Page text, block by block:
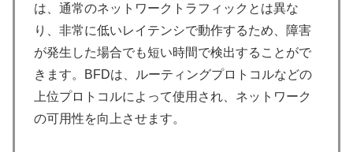
は、通常のネットワークトラフィックとは異な
り、非常に低いレイテンシで動作するため、障害
が発生した場合でも短い時間で検出することがで
きます。BFDは、ルーティングプロトコルなどの
上位プロトコルによって使用され、ネットワーク
の可用性を向上させます。